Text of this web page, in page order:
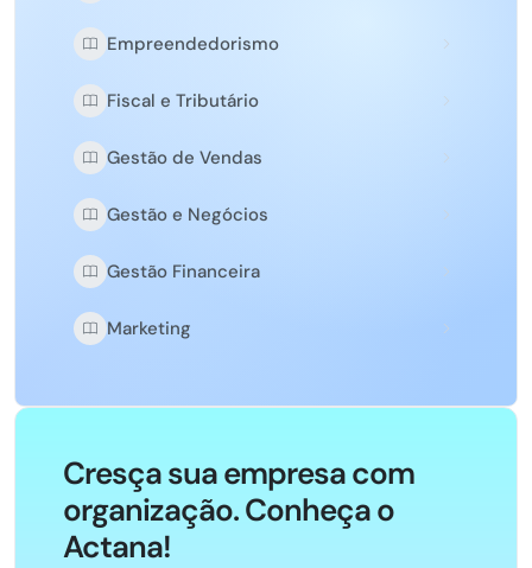
Empreendedorismo
Fiscal e Tributário
Gestão de Vendas
Gestão e Negócios
Gestão Financeira
Marketing
Cresça sua empresa com
organização. Conheça o
Actana!